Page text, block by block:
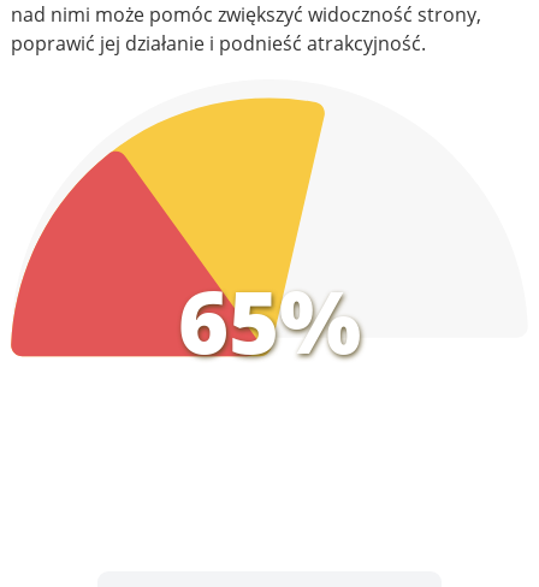
nad nimi może pomóc zwiększyć widoczność strony,
poprawić jej działanie i podnieść atrakcyjność.
65%